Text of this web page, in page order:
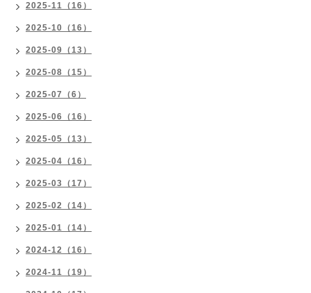
2025-11（16）
2025-10（16）
2025-09（13）
2025-08（15）
2025-07（6）
2025-06（16）
2025-05（13）
2025-04（16）
2025-03（17）
2025-02（14）
2025-01（14）
2024-12（16）
2024-11（19）